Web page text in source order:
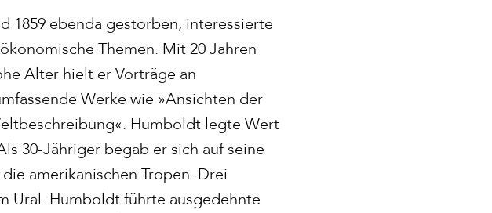
1859 ebenda gestorben, interessierte
Themen. Mit 20 Jahren
Alter hielt er Vorträge an
Werke wie »Ansichten der
Humboldt legte Wert
30-Jähriger begab er sich auf seine
amerikanischen Tropen. Drei
Ural. Humboldt führte ausgedehnte